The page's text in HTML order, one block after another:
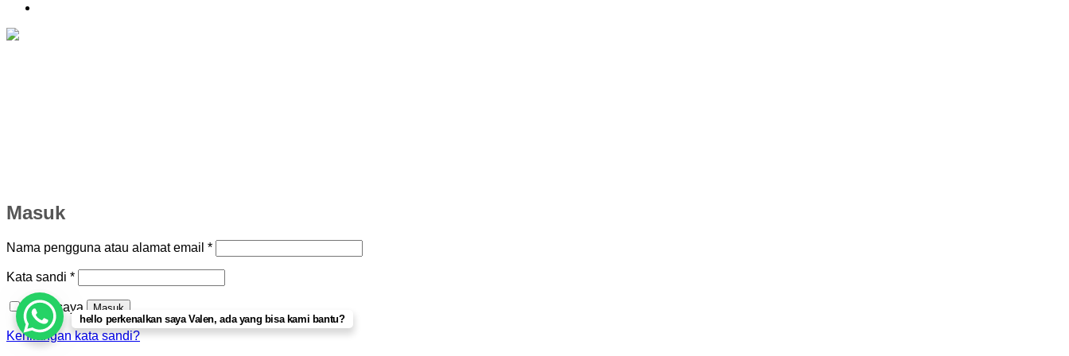
hello perkenalkan saya Valen, ada yang bisa kami bantu?
Masuk
Nama pengguna atau alamat email *Wajib
Kata sandi *Wajib
Ingat saya Masuk
Kehilangan kata sandi?